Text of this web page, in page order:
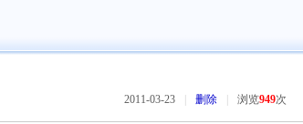
2011-03-23 删除 浏览949次